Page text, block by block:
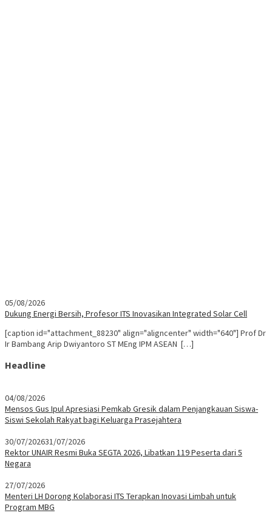
05/08/2026
Dukung Energi Bersih, Profesor ITS Inovasikan Integrated Solar Cell
[caption id="attachment_88230" align="aligncenter" width="640"] Prof Dr
Ir Bambang Arip Dwiyantoro ST MEng IPM ASEAN […]
Headline
04/08/2026
Mensos Gus Ipul Apresiasi Pemkab Gresik dalam Penjangkauan Siswa-
Siswi Sekolah Rakyat bagi Keluarga Prasejahtera
30/07/202631/07/2026
Rektor UNAIR Resmi Buka SEGTA 2026, Libatkan 119 Peserta dari 5
Negara
27/07/2026
Menteri LH Dorong Kolaborasi ITS Terapkan Inovasi Limbah untuk
Program MBG